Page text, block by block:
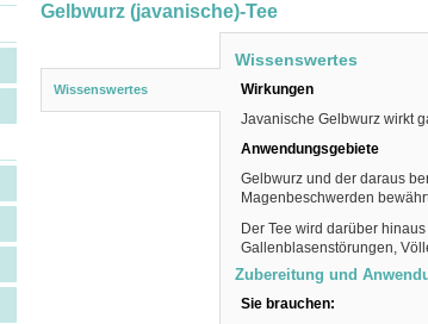
Gelbwurz (javanische)-Tee
Wissenswertes
Wissenswertes
Wirkungen
Javanische Gelbwurz wirkt
Anwendungsgebiete
Gelbwurz und der daraus
Magenbeschwerden
Der Tee wird darüber
Gallenblasenstörungen,
Zubereitung und
Sie brauchen: